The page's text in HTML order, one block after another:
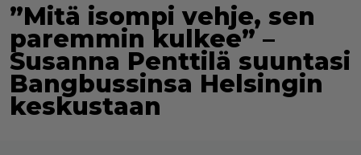
”Mitä isompi vehje, sen
paremmin kulkee” –
Susanna Penttilä suuntasi
Bangbussinsa Helsingin
keskustaan